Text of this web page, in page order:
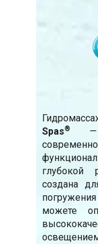
Spas®
—
глубокой
создана
можете